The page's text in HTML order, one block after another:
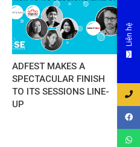
ADFEST MAKES A
SPECTACULAR FINISH
TO ITS SESSIONS LINE-
UP
Liên hệ